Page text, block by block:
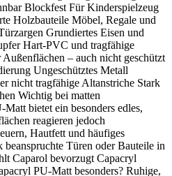
Blockfest Für Kinderspielzeug
Holzbauteile Möbel, Regale und
Grundiertes Eisen und
Hart-PVC und tragfähige
– auch nicht geschützt
Ungeschütztes Metall
nicht tragfähige Altanstriche Stark
Wichtig bei matten
bietet ein besonders edles,
reagieren jedoch
Hautfett und häufiges
Türen oder Bauteile in
Caparol bevorzugt Capacryl
PU-Matt besonders? Ruhige,